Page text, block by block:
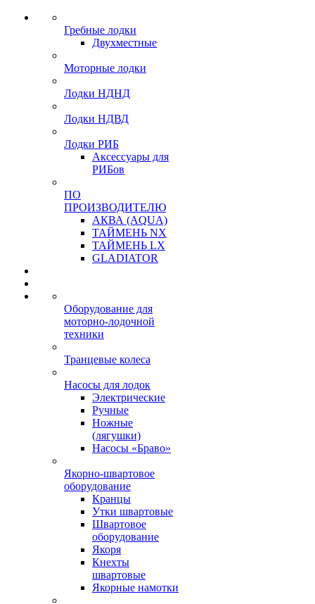
Гребные лодки
Двухместные
Моторные лодки
Лодки НДНД
Лодки НДВД
Лодки РИБ
Аксессуары для
РИБов
ПО
ПРОИЗВОДИТЕЛЮ
АКВА (AQUA)
ТАЙМЕНЬ NX
ТАЙМЕНЬ LX
GLADIATOR
Оборудование для
моторно-лодочной
техники
Транцевые колеса
Насосы для лодок
Электрические
Ручные
Ножные
(лягушки)
Насосы «Браво»
Якорно-швартовое
оборудование
Кранцы
Утки швартовые
Швартовое
оборудование
Якоря
Кнехты
швартовые
Якорные намотки